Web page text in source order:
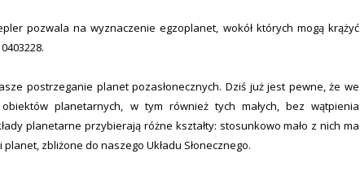
pozwala na wyznaczenie egzoplanet, wokół których mogą krążyć
postrzeganie planet pozasłonecznych. Dziś już jest pewne, że we
planetarnych, w tym również tych małych, bez wątpienia
planetarne przybierają różne kształty: stosunkowo mało z nich ma
zbliżone do naszego Układu Słonecznego.